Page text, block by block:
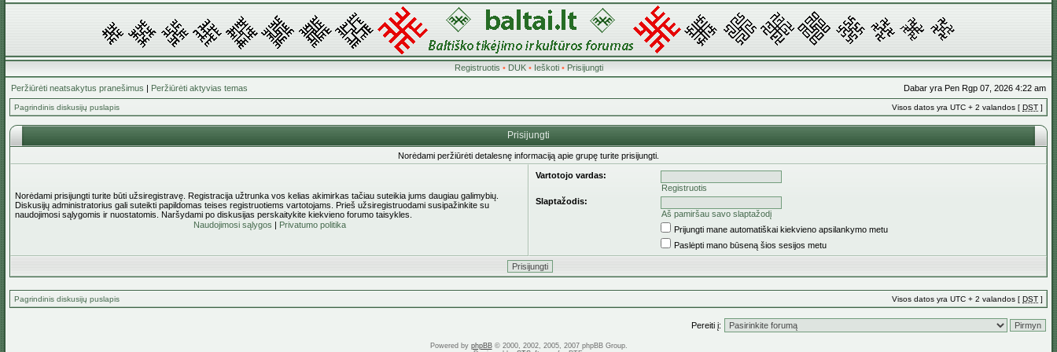
Registruotis • DUK• Ieškoti• Prisijungti
Peržiūrėti neatsakytus pranešimus | Peržiūrėti aktyvias temas Dabar yra Pen Rgp 07, 2026 4:22 am
Pagrindinis diskusijų puslapis Visos datos yra UTC + 2 valandos [ DST ]
Prisijungti
Norėdami peržiūrėti detalesnę informaciją apie grupę turite prisijungti.
Norėdami prisijungti turite būti užsiregistravę. Registracija užtrunka vos kelias akimirkas tačiau suteikia jums daugiau galimybių.
Diskusijų administratorius gali suteikti papildomas teises registruotiems vartotojams. Prieš užsiregistruodami susipažinkite su
naudojimosi sąlygomis ir nuostatomis. Naršydami po diskusijas perskaitykite kiekvieno forumo taisykles.
Naudojimosi sąlygos | Privatumo politika
Vartotojo vardas:
Registruotis
Slaptažodis:
Aš pamiršau savo slaptažodį
Prijungti mane automatiškai kiekvieno apsilankymo metu
Paslėpti mano būseną šios sesijos metu
Pagrindinis diskusijų puslapis Visos datos yra UTC + 2 valandos [ DST ]
Pereiti į:
Powered by phpBB© 2000, 2002, 2005, 2007 phpBB Group.